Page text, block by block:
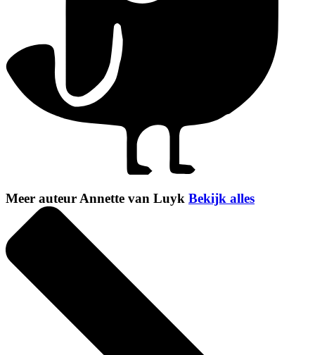
Meer auteur Annette van Luyk Bekijk alles